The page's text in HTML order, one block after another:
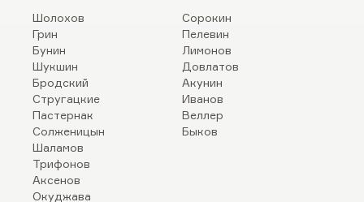
Шолохов
Грин
Бунин
Шукшин
Бродский
Стругацкие
Пастернак
Солженицын
Шаламов
Трифонов
Аксенов
Окуджава
Сорокин
Пелевин
Лимонов
Довлатов
Акунин
Иванов
Веллер
Быков